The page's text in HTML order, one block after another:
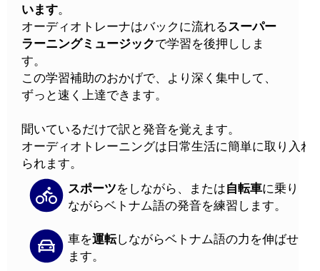
います。
オーディオトレーナはバックに流れるスーパー
ラーニングミュージックで学習を後押ししま
す。
この学習補助のおかげで、より深く集中して、
ずっと速く上達できます。
聞いているだけで訳と発音を覚えます。
オーディオトレーニングは日常生活に簡単に取り入れ
られます。
スポーツをしながら、または自転車に乗り
ながらベトナム語の発音を練習します。
車を運転しながらベトナム語の力を伸ばせ
ます。